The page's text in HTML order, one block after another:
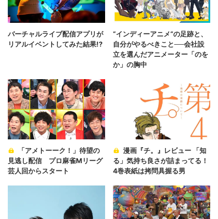
バーチャルライブ配信アプリが
リアルイベントしてみた結果!?
“インディーアニメ“の足跡と、
自分がやるべきこと──会社設
立を選んだアニメーター「のを
か」の胸中
「アメトーーク！」待望の
見逃し配信 プロ麻雀Mリーグ
芸人回からスタート
漫画『チ。』レビュー 「知
る」気持ち良さが詰まってる！
4巻表紙は拷問具握る男